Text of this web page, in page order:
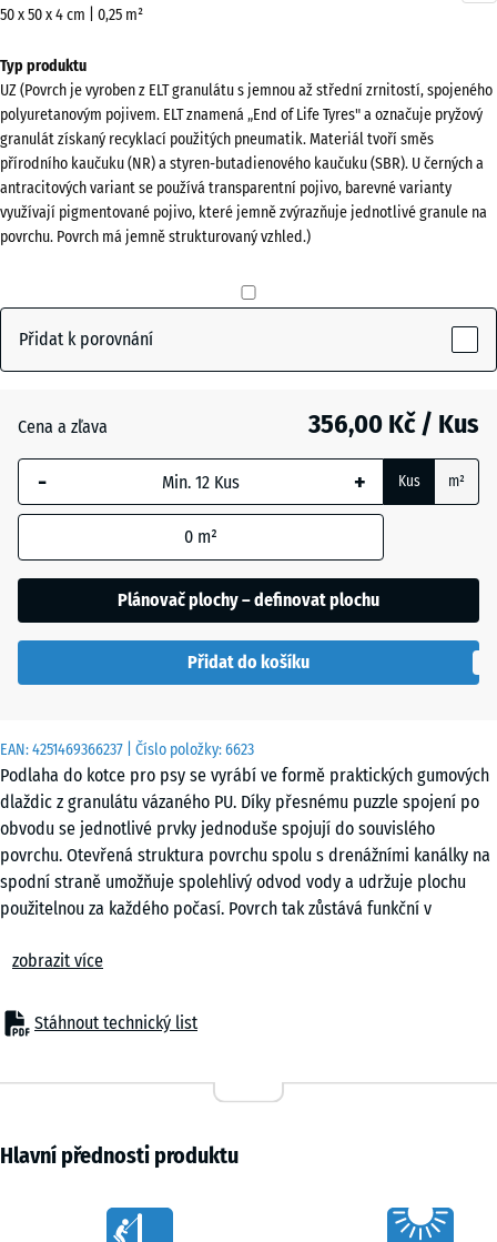
EAN:4251469366237 | Číslo položky:6623
Podlaha do kotce pro psy se vyrábí ve formě praktických gumových
dlaždic z granulátu vázaného PU. Díky přesnému puzzle spojení po
obvodu se jednotlivé prvky jednoduše spojují do souvislého
povrchu. Otevřená struktura povrchu spolu s drenážními kanálky na
spodní straně umožňuje spolehlivý odvod vody a udržuje plochu
použitelnou za každého počasí. Povrch tak zůstává funkční v
Stabilní spojení dlaždic
nutnosti lepení nebo šroubování. Po položení vzniká kompaktní
plocha, která drží tvar i při každodenním pohybu psů. Dlaždice lze
omezuje možnost nadzvednutí jednotlivých dílů a přispívá k celkové
Snadná pokládka
Povrch kotce lze pokládat na beton, asfalt nebo zámkovou dlažbu.
štěrkovým ložem. V praxi se často využívají plastové stabilizační
zobrazit více
Stáhnout technický list
o
Zobrazit
paletu
barev
Antracit(active)
Cihlově
Travní
zelená
50 x 50 x 4 cm | 0,25 m²
pro
dopravu
540
x
540
x
40
Vybraný
rozměr s
se používá
v údajích o
uvedeno
50
cm
|
0,25
m²
50
50
cm
- 83,00 Kč
Typ produktu
UZ (Povrch je vyroben z ELT granulátu s jemnou až střední zrnitostí, spojeného
polyuretanovým pojivem. ELT znamená „End of Life Tyres" a označuje pryžový
granulát získaný recyklací použitých pneumatik. Materiál tvoří směs
přírodního kaučuku (NR) a styren-butadienového kaučuku (SBR). U černých a
antracitových variant se používá transparentní pojivo, barevné varianty
využívají pigmentované pojivo, které jemně zvýrazňuje jednotlivé granule na
povrchu. Povrch má jemně strukturovaný vzhled.)
Přidat k porovnání
Cena a zľava 356,00 Kč / Kus
- + Kus m²
0 m²
Plánovač plochy – definovat plochu
Přidat do košíku
Hlavní přednosti produktu
Characteristics